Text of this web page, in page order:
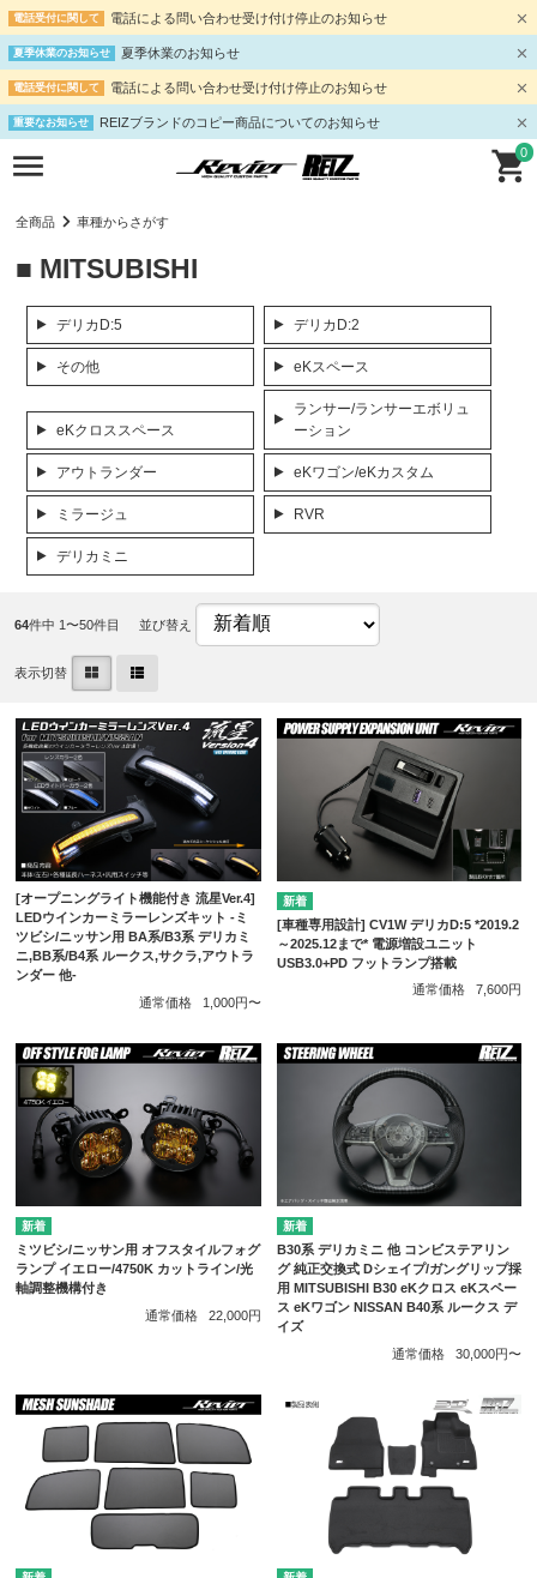
電話受付に関して 電話による問い合わせ受け付け停止のお知らせ
夏季休業のお知らせ 夏季休業のお知らせ
電話受付に関して 電話による問い合わせ受け付け停止のお知らせ
重要なお知らせ REIZブランドのコピー商品についてのお知らせ
0
全商品 車種からさがす
■ MITSUBISHI
デリカD:5 デリカD:2
その他 eKスペース
eKクロススペース
ランサー/ランサーエボリュ
ーション
アウトランダー eKワゴン/eKカスタム
ミラージュ RVR
デリカミニ
64件中 1〜50件目 並び替え
表示切替
[オープニングライト機能付き 流星Ver.4]
LEDウインカーミラーレンズキット -ミ
ツビシ/ニッサン用 BA系/B3系 デリカミ
ニ,BB系/B4系 ルークス,サクラ,アウトラ
ンダー 他-
通常価格
1,000円〜
[車種専用設計] CV1W デリカD:5 *2019.2
～2025.12まで* 電源増設ユニット
USB3.0+PD フットランプ搭載
通常価格
7,600円
ミツビシ/ニッサン用 オフスタイルフォグ
ランプ イエロー/4750K カットライン/光
軸調整機構付き
通常価格
22,000円
B30系 デリカミニ 他 コンビステアリン
グ 純正交換式 Dシェイプ/ガングリップ採
用 MITSUBISHI B30 eKクロス eKスペー
ス eKワゴン NISSAN B40系 ルークス デ
イズ
通常価格
30,000円〜